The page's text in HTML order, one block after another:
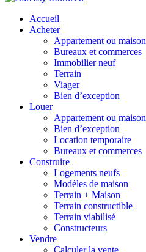
Accueil
Acheter
Appartement ou maison
Bureaux et commerces
Immobilier neuf
Terrain
Viager
Bien d’exception
Louer
Appartement ou maison
Bien d’exception
Location temporaire
Bureaux et commerces
Construire
Logements neufs
Modèles de maison
Terrain + Maison
Terrain constructible
Terrain viabilisé
Constructeurs
Vendre
Calculer la vente